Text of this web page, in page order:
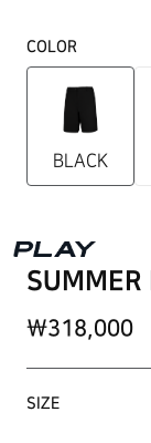
COLOR
BLACK
SUMMER
\318,000
SIZE